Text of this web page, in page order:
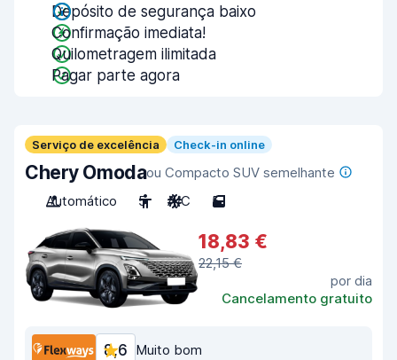
Depósito de segurança baixo
Confirmação imediata!
Quilometragem ilimitada
Pagar parte agora
Serviço de excelência Check-in online
Chery Omodaou Compacto SUV semelhante
Automático
5 A/C 5
18,83 €
22,15 €
por dia
Cancelamento gratuito
8,6 Muito bom